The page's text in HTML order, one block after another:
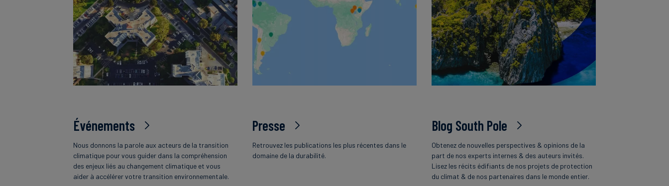
Événements
Nous donnons la parole aux acteurs de la transition
climatique pour vous guider dans la compréhension
des enjeux liés au changement climatique et vous
aider à accélérer votre transition environnementale.
Presse
Retrouvez les publications les plus récentes dans le
domaine de la durabilité.
Blog South Pole
Obtenez de nouvelles perspectives & opinions de la
part de nos experts internes & des auteurs invités.
Lisez les récits édifiants de nos projets de protection
du climat & de nos partenaires dans le monde entier.